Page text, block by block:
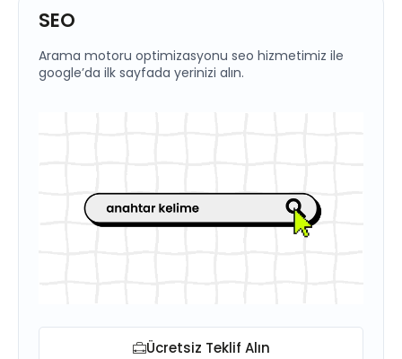
SEO
Arama motoru optimizasyonu seo hizmetimiz ile
google’da ilk sayfada yerinizi alın.
Ücretsiz Teklif Alın